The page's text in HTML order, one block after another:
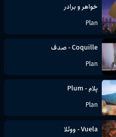
داستانی شاعرانه از تعادل، زمان
و آغاز بهار (CGI سه‌بعدی)
خواهر و برادر
Plan
Coquille - صدف
Plan
پلام - Plum
Plan
Vuela - ووئلا